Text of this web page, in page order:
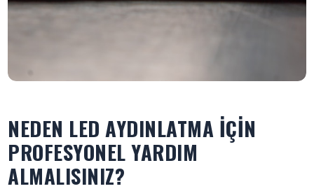
NEDEN LED AYDINLATMA İÇIN
PROFESYONEL YARDIM
ALMALISINIZ?